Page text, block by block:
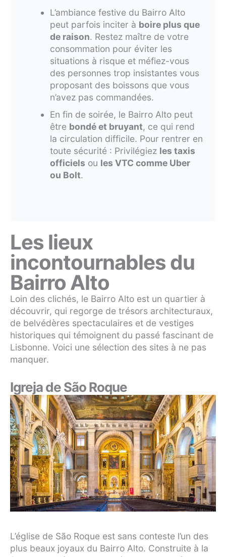
L’ambiance festive du Bairro Alto
peut parfois inciter à boire plus que
de raison. Restez maître de votre
consommation pour éviter les
situations à risque et méfiez-vous
des personnes trop insistantes vous
proposant des boissons que vous
n’avez pas commandées.
En fin de soirée, le Bairro Alto peut
être bondé et bruyant, ce qui rend
la circulation difficile. Pour rentrer en
toute sécurité : Privilégiez les taxis
officiels ou les VTC comme Uber
ou Bolt.
Les lieux
incontournables du
Bairro Alto
Loin des clichés, le Bairro Alto est un quartier à
découvrir, qui regorge de trésors architecturaux,
de belvédères spectaculaires et de vestiges
historiques qui témoignent du passé fascinant de
Lisbonne. Voici une sélection des sites à ne pas
manquer.
Igreja de São Roque
L’église de São Roque est sans conteste l’un des
plus beaux joyaux du Bairro Alto. Construite à la